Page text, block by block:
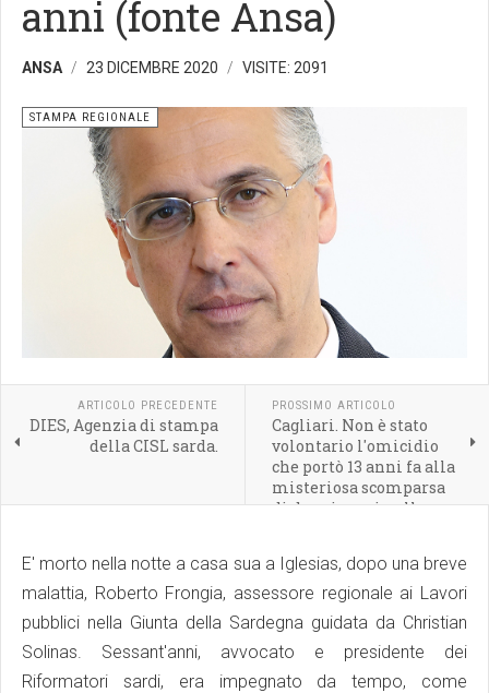
anni (fonte Ansa)
ANSA 23 DICEMBRE 2020 VISITE: 2091
STAMPA REGIONALE
ARTICOLO PRECEDENTE
DIES, Agenzia di stampa
della CISL sarda.
PROSSIMO ARTICOLO
Cagliari. Non è stato
volontario l'omicidio
che portò 13 anni fa alla
misteriosa scomparsa
di due giovani nelle
E' morto nella notte a casa sua a Iglesias, dopo una breve
malattia, Roberto Frongia, assessore regionale ai Lavori
pubblici nella Giunta della Sardegna guidata da Christian
Solinas. Sessant'anni, avvocato e presidente dei
Riformatori sardi, era impegnato da tempo, come